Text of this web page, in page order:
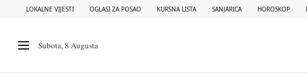
LOKALNE VIJESTI OGLASI ZA POSAO KURSNA LISTA SANJARICA HOROSKOP
Subota, 8 Augusta